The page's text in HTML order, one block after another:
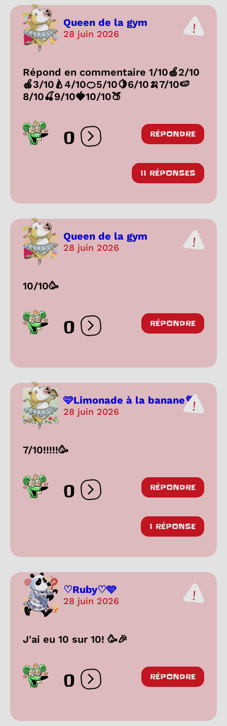
Queen de la gym
28 juin 2026
Répond en commentaire 1/10🍏2/10
🍎3/10🍐4/10🍊5/10🍋6/10🍌7/10🍉
8/10🍒9/10🍓10/10🍑
0 Ouvrir les réactions
RÉPONDRE
11 RÉPONSES
Queen de la gym
28 juin 2026
10/10🥳
0 Ouvrir les réactions
RÉPONDRE
🩷Limonade à la banane💜
28 juin 2026
7/10!!!!!🥳
0 Ouvrir les réactions
RÉPONDRE
1 RÉPONSE
♡Ruby♡🩵
28 juin 2026
J'ai eu 10 sur 10! 🥳🎉
0 Ouvrir les réactions
RÉPONDRE